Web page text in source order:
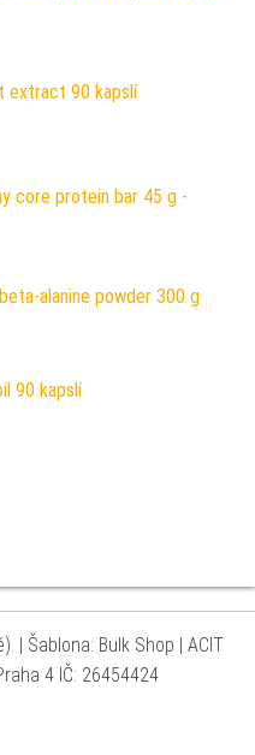
extract 90 kapslí
core protein bar 45 g -
alanine powder 300 g
90 kapslí
| Šablona: Bulk Shop | ACIT
4 IČ: 26454424